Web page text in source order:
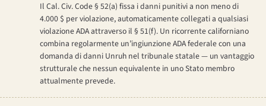
Il Cal. Civ. Code § 52(a) fissa i danni punitivi a non meno di
4.000 $ per violazione, automaticamente collegati a qualsiasi
violazione ADA attraverso il § 51(f). Un ricorrente californiano
combina regolarmente un’ingiunzione ADA federale con una
domanda di danni Unruh nel tribunale statale — un vantaggio
strutturale che nessun equivalente in uno Stato membro
attualmente prevede.